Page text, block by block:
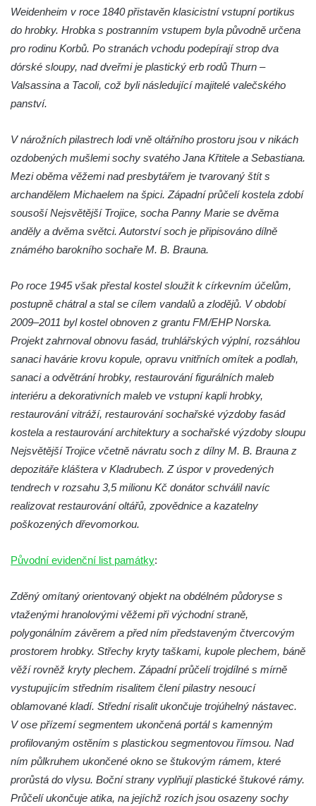
brána
Křížová cesta Římov – II. kaple – Poslední
večeře Páně
Křížová cesta Římov – I. kaple – Loučení
Ježíše s Pannou Marií
Kaple v Horním Třeboníně
Kaple Panny Marie v Horním Třeboníně
Kaple mezi Dolním Třebonínem a Horním
Třebonínem
Kaple v severní části Dolního Třebonína
Vltavou
Kostel svatého Jiljí v Lužci nad Vltavou
Kaple Božího těla na hřbitově v Hostíně u
Vojkovic
Kostel Nanebevzetí Panny Marie v Hostíně
u Vojkovic
Hřbitovní kaple na hřbitově v Lužci nad
Vltavou
Márnice na hřbitově v Lužci nad Vltavou
Márnice na hřbitově v Hrobčicích
Kostel svatého Havla na hřbitově v
Hrobčicích
Márnice na hřbitově v Dobříni
Kaple v Bezděkově
Kaple Nejsvětější Trojice v centru Liběšic
Výklenková kaple na rozcestí na jižním
okraji Liběšic
Kostel svaté Kateřiny v Chouči
Kaple svatého Blažeje východně od Lužice
Kostel svatého Augustina v Lužici
Márnice na hřbitově v Lužici
Kostel svatého Martina v Kozlech
Weidenheim v roce 1840 přistavěn klasicistní vstupní portikus
do hrobky. Hrobka s postranním vstupem byla původně určena
pro rodinu Korbů. Po stranách vchodu podepírají strop dva
dórské sloupy, nad dveřmi je plastický erb rodů Thurn –
Valsassina a Tacoli, což byli následující majitelé valečského
panství.
V nárožních pilastrech lodi vně oltářního prostoru jsou v nikách
ozdobených mušlemi sochy svatého Jana Křtitele a Sebastiana.
Mezi oběma věžemi nad presbytářem je tvarovaný štít s
archandělem Michaelem na špici. Západní průčelí kostela zdobí
sousoší Nejsvětější Trojice, socha Panny Marie se dvěma
anděly a dvěma světci. Autorství soch je připisováno dílně
známého barokního sochaře M. B. Brauna.
Po roce 1945 však přestal kostel sloužit k církevním účelům,
postupně chátral a stal se cílem vandalů a zlodějů. V období
2009–2011 byl kostel obnoven z grantu FM/EHP Norska.
Projekt zahrnoval obnovu fasád, truhlářských výplní, rozsáhlou
sanaci havárie krovu kopule, opravu vnitřních omítek a podlah,
sanaci a odvětrání hrobky, restaurování figurálních maleb
interiéru a dekorativních maleb ve vstupní kapli hrobky,
restaurování vitráží, restaurování sochařské výzdoby fasád
kostela a restaurování architektury a sochařské výzdoby sloupu
Nejsvětější Trojice včetně návratu soch z dílny M. B. Brauna z
depozitáře kláštera v Kladrubech. Z úspor v provedených
tendrech v rozsahu 3,5 milionu Kč donátor schválil navíc
realizovat restaurování oltářů, zpovědnice a kazatelny
poškozených dřevomorkou.
Původní evidenční list památky:
Zděný omítaný orientovaný objekt na obdélném půdoryse s
vtaženými hranolovými věžemi při východní straně,
polygonálním závěrem a před ním představeným čtvercovým
prostorem hrobky. Střechy kryty taškami, kupole plechem, báně
věží rovněž kryty plechem. Západní průčelí trojdílné s mírně
vystupujícím středním risalitem člení pilastry nesoucí
oblamované kladí. Střední risalit ukončuje trojúhelný nástavec.
V ose přízemí segmentem ukončená portál s kamenným
profilovaným ostěním s plastickou segmentovou římsou. Nad
ním půlkruhem ukončené okno se štukovým rámem, které
prorůstá do vlysu. Boční strany vyplňují plastické štukové rámy.
Průčelí ukončuje atika, na jejíchž rozích jsou osazeny sochy